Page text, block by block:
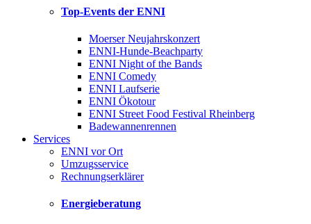
Top-Events der ENNI
Moerser Neujahrskonzert
ENNI-Hunde-Beachparty
ENNI Night of the Bands
ENNI Comedy
ENNI Laufserie
ENNI Ökotour
ENNI Street Food Festival Rheinberg
Badewannenrennen
Services
ENNI vor Ort
Umzugsservice
Rechnungserklärer
Energieberatung